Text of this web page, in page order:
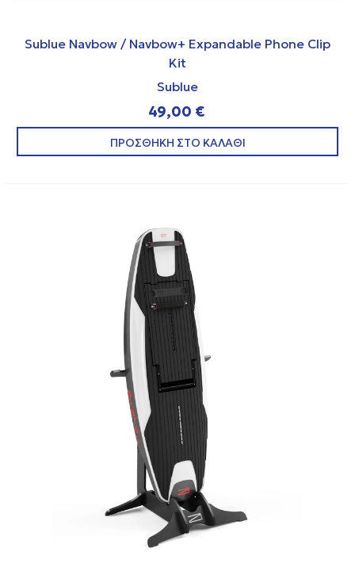
Sublue Navbow / Navbow+ Expandable Phone Clip
Kit
Sublue
49,00 €
ΠΡΟΣΘΗΚΗ ΣΤΟ ΚΑΛΑΘΙ